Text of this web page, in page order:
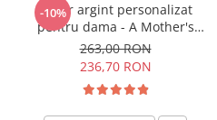
-10%
Colier argint personalizat
pentru dama - A Mother's
Love
263,00 RON
236,70 RON